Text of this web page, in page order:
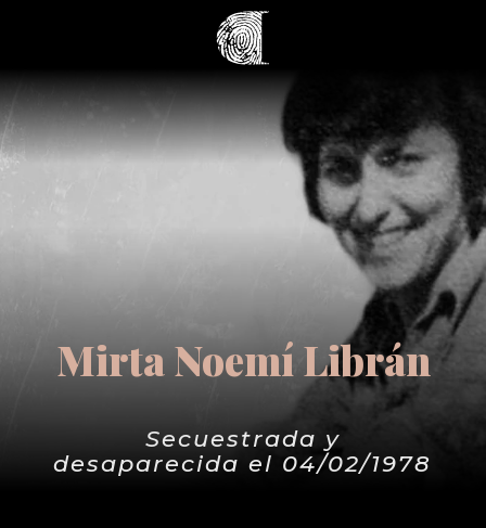
Mirta Noemí Librán
Secuestrada y
desaparecida el 04/02/1978